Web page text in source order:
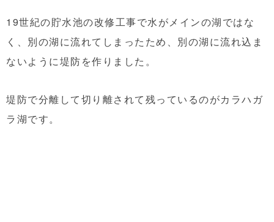
19世紀の貯水池の改修工事で水がメインの湖ではな
く、別の湖に流れてしまったため、別の湖に流れ込ま
ないように堤防を作りました。
堤防で分離して切り離されて残っているのがカラハガ
ラ湖です。